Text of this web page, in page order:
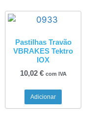
Pastilhas Travão
VBRAKES Tektro
IOX
10,02 € com IVA
Adicionar